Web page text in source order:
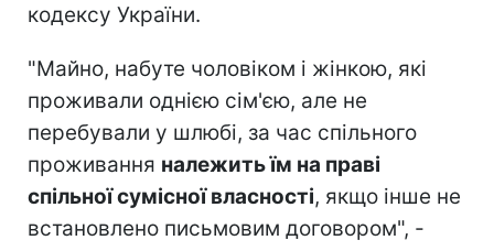
кодексу України.
"Майно, набуте чоловіком і жінкою, які
проживали однією сім'єю, але не
перебували у шлюбі, за час спільного
проживання належить їм на праві
спільної сумісної власності, якщо інше не
встановлено письмовим договором", -